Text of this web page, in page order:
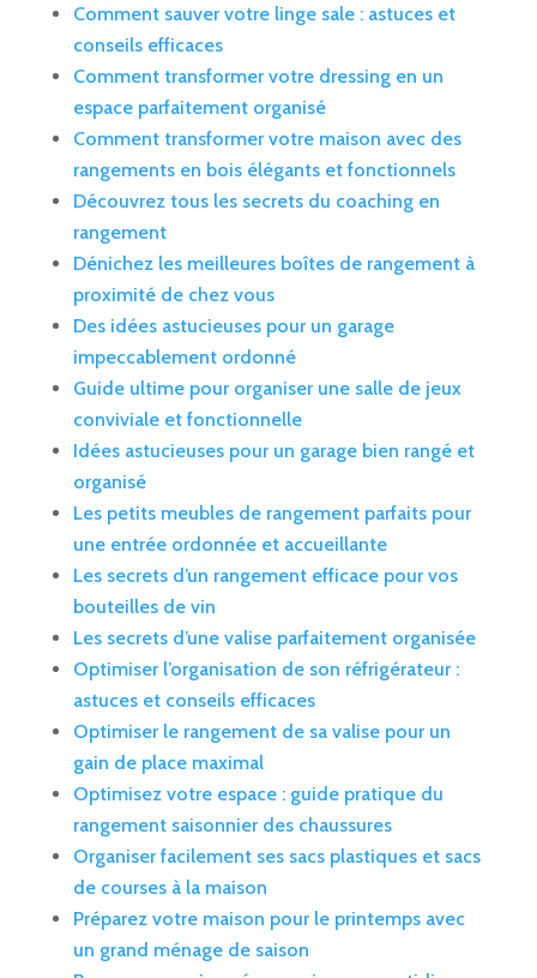
Comment sauver votre linge sale : astuces et
conseils efficaces
Comment transformer votre dressing en un
espace parfaitement organisé
Comment transformer votre maison avec des
rangements en bois élégants et fonctionnels
Découvrez tous les secrets du coaching en
rangement
Dénichez les meilleures boîtes de rangement à
proximité de chez vous
Des idées astucieuses pour un garage
impeccablement ordonné
Guide ultime pour organiser une salle de jeux
conviviale et fonctionnelle
Idées astucieuses pour un garage bien rangé et
organisé
Les petits meubles de rangement parfaits pour
une entrée ordonnée et accueillante
Les secrets d’un rangement efficace pour vos
bouteilles de vin
Les secrets d’une valise parfaitement organisée
Optimiser l’organisation de son réfrigérateur :
astuces et conseils efficaces
Optimiser le rangement de sa valise pour un
gain de place maximal
Optimisez votre espace : guide pratique du
rangement saisonnier des chaussures
Organiser facilement ses sacs plastiques et sacs
de courses à la maison
Préparez votre maison pour le printemps avec
un grand ménage de saison